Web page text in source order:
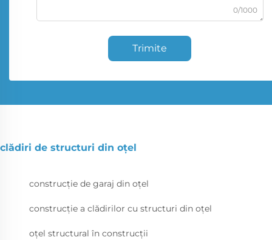
0/1000
Trimite
clădiri de structuri din oțel
construcție de garaj din oțel
construcție a clădirilor cu structuri din oțel
oțel structural în construcții